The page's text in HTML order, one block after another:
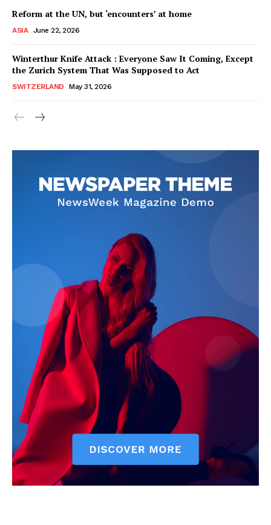
Reform at the UN, but ‘encounters’ at home
ASIA June 22, 2026
Winterthur Knife Attack : Everyone Saw It Coming, Except
the Zurich System That Was Supposed to Act
SWITZERLAND May 31, 2026